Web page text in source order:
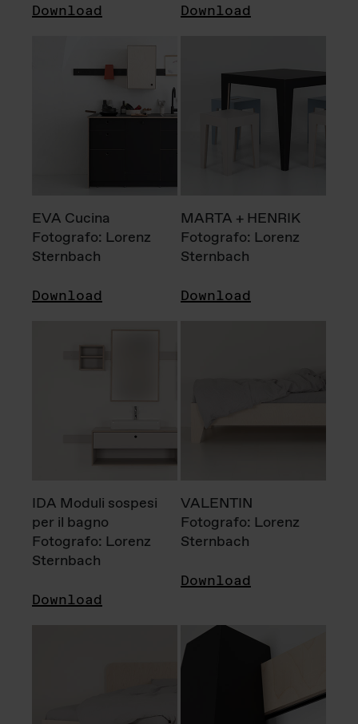
Download Download
EVA Cucina
Fotografo: Lorenz
Sternbach
Download
MARTA + HENRIK
Fotografo: Lorenz
Sternbach
Download
IDA Moduli sospesi
per il bagno
Fotografo: Lorenz
Sternbach
Download
VALENTIN
Fotografo: Lorenz
Sternbach
Download